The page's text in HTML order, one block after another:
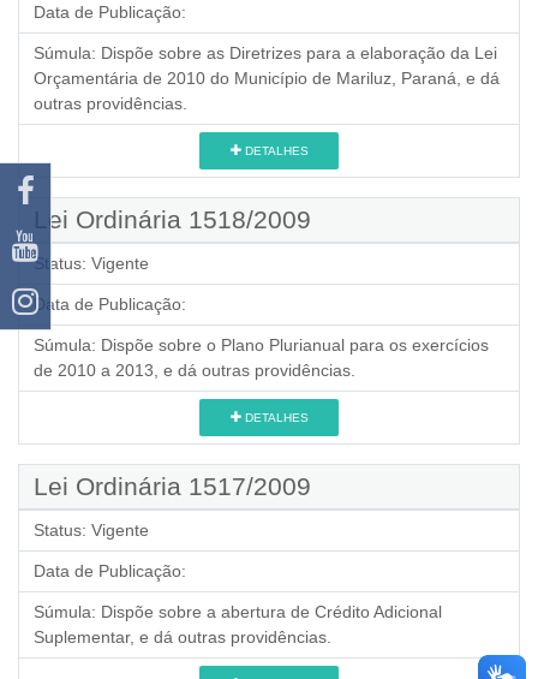
Data de Publicação:
Súmula: Dispõe sobre as Diretrizes para a elaboração da Lei
Orçamentária de 2010 do Município de Mariluz, Paraná, e dá
outras providências.
DETALHES
Lei Ordinária 1518/2009
Status: Vigente
Data de Publicação:
Súmula: Dispõe sobre o Plano Plurianual para os exercícios
de 2010 a 2013, e dá outras providências.
DETALHES
Lei Ordinária 1517/2009
Status: Vigente
Data de Publicação:
Súmula: Dispõe sobre a abertura de Crédito Adicional
Suplementar, e dá outras providências.